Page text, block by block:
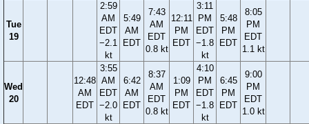
Tue
19
2:59
AM
EDT
−2.1
kt
5:49
AM
EDT
7:43
AM
EDT
0.8 kt
12:11
PM
EDT
3:11
PM
EDT
−1.8
kt
5:48
PM
EDT
8:05
PM
EDT
1.1 kt
Wed
20
12:48
AM
EDT
3:55
AM
EDT
−2.0
kt
6:42
AM
EDT
8:37
AM
EDT
0.8 kt
1:09
PM
EDT
4:10
PM
EDT
−1.8
kt
6:45
PM
EDT
9:00
PM
EDT
1.0 kt